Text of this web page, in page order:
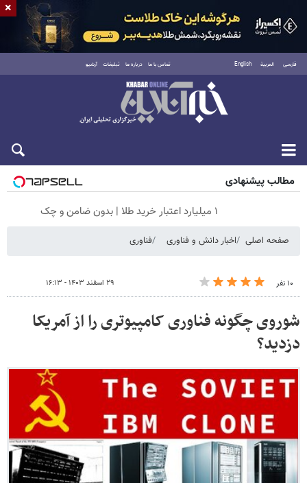
فارسی العربية English تماس با ما درباره ما تبلیغات آرشیو
جمعه ۱۶ مرداد ۱۴۰۵
مطالب پیشنهادی
۱ میلیارد اعتبار خرید طلا | بدون ضامن و چک
صفحه اصلی اخبار دانش و فناوری فناوری
۱۰ نفر ۲۹ اسفند ۱۴۰۳ - ۱۶:۱۳
شوروی چگونه فناوری کامپیوتری را از آمریکا
دزدید؟
×